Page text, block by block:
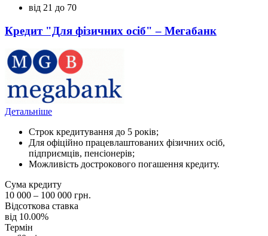
від 21 до 70
Кредит "Для фізичних осіб" – Мегабанк
Детальніше
Строк кредитування до 5 років;
Для офіційно працевлаштованих фізичних осіб,
підприємців, пенсіонерів;
Можливість дострокового погашення кредиту.
Сума кредиту
10 000 – 100 000 грн.
Відсоткова ставка
від 10.00%
Термін